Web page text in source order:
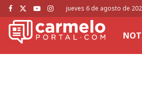
jueves 6 de agosto de